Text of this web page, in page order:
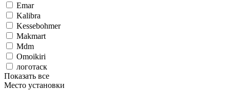
Emar
Kalibra
Kessebohmer
Makmart
Mdm
Omoikiri
логотаск
Показать все
Место установки